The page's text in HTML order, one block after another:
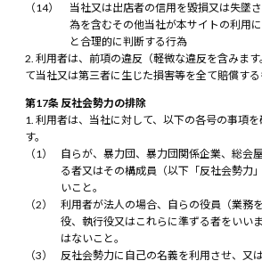
当社又は出店者の信用を毀損又は失墜
為を含むその他当社が本サイトの利用
と合理的に判断する行為
利用者は、前項の違反（軽微な違反を含みま
て当社又は第三者に生じた損害等を全て賠償する
第17条 反社会勢力の排除
利用者は、当社に対して、以下の各号の事項
す。
自らが、暴力団、暴力団関係企業、総会
る者又はその構成員（以下「反社会勢力
いこと。
利用者が法人の場合、自らの役員（業務
役、執行役又はこれらに準ずる者をいい
はないこと。
反社会勢力に自己の名義を利用させ、又